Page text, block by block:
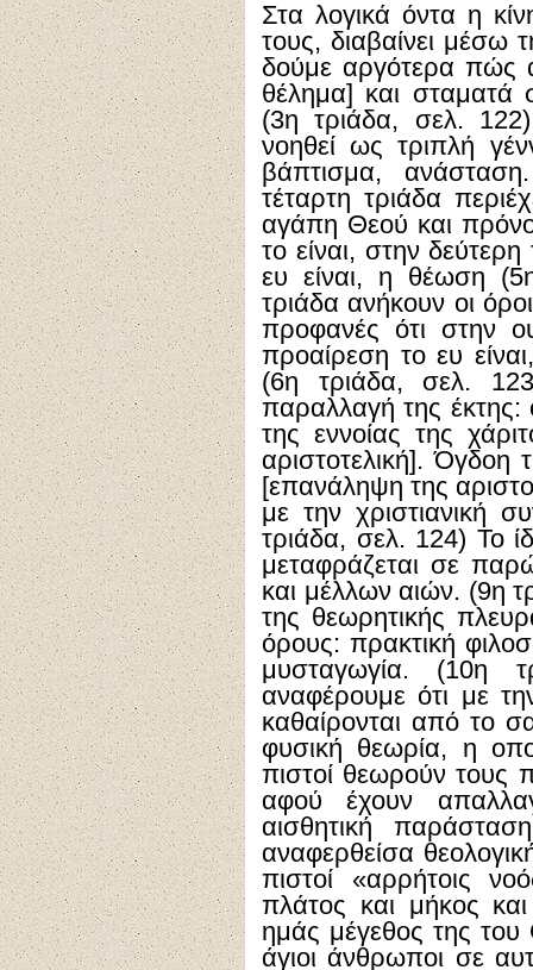
Στα λογικά όντα η
τους, διαβαίνει μέσω
δούμε αργότερα πώς
θέλημα] και σταματά
(3η τριάδα, σελ.
νοηθεί ως τριπλή
βάπτισμα,
τέταρτη τριάδα
αγάπη Θεού και
το είναι, στην δεύτερη
ευ είναι, η θέωση
τριάδα ανήκουν οι
προφανές ότι στην
προαίρεση το ευ
(6η τριάδα, σελ.
παραλλαγή της έκτης:
της εννοίας της
αριστοτελική]. Όγδοη
[επανάληψη της
με την χριστιανική
τριάδα, σελ. 124) Το
μεταφράζεται σε
και μέλλων αιών. (9η
της θεωρητικής
όρους: πρακτική
μυσταγωγία. (10η
αναφέρουμε ότι με
καθαίρονται από το
φυσική θεωρία, η
πιστοί θεωρούν τους
αφού έχουν
αισθητική
αναφερθείσα
πιστοί «αρρήτοις
πλάτος και μήκος
ημάς μέγεθος της του
άγιοι άνθρωποι σε